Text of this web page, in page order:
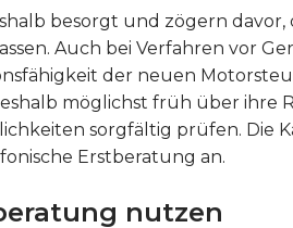
besorgt und zögern
Auch bei Verfahren vor
der neuen
möglichst früh über ihre
sorgfältig prüfen. Die
Erstberatung an.
nutzen